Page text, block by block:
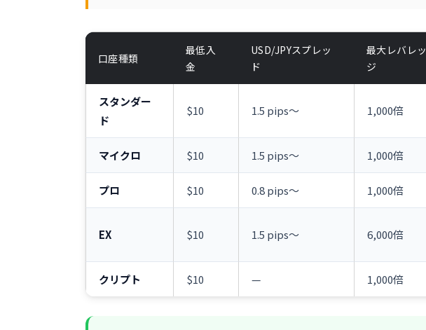
口座種類
最低入
金
USD/JPYスプレッ
ド
最大レバレッ
ジ
スタンダー
ド
$10 1.5 pips〜 1,000倍
マイクロ $10 1.5 pips〜 1,000倍
プロ $10 0.8 pips〜 1,000倍
EX $10 1.5 pips〜 6,000倍
クリプト $10 — 1,000倍